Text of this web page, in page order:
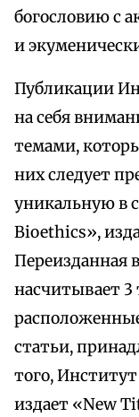
богословию с
и
Публикации
на себя
темами,
них следует
уникальную в
Bioethics»,
Переизданная
насчитывает
статьи,
того,
издает «New